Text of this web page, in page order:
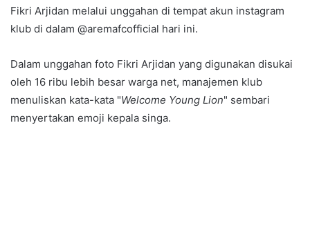
Fikri Arjidan melalui unggahan di tempat akun instagram
klub di dalam @aremafcofficial hari ini.
Dalam unggahan foto Fikri Arjidan yang digunakan disukai
oleh 16 ribu lebih besar warga net, manajemen klub
menuliskan kata-kata "Welcome Young Lion" sembari
menyertakan emoji kepala singa.